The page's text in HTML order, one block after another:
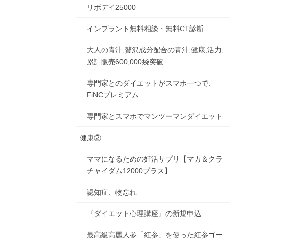
リボデイ25000
インプラント無料相談・無料CT診断
大人の青汁,贅沢成分配合の青汁,健康,活力,
累計販売600,000袋突破
専門家とのダイエットがスマホ一つで、
FiNCプレミアム
専門家とスマホでマンツーマンダイエット
健康②
ママになるための妊活サプリ【マカ＆クラ
チャイダム12000プラス】
認知症、物忘れ
『ダイエット心理講座』の新規申込
最高級高麗人参「紅参」を使った紅参ゴー